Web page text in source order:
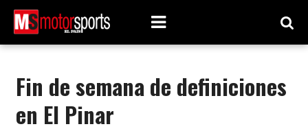
Fin de semana de definiciones
en El Pinar